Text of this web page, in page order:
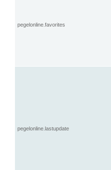
pegelonline.favorites
pegelonline.lastupdate